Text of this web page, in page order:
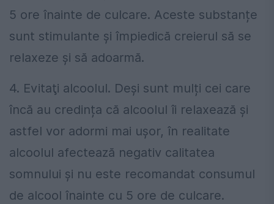
5 ore înainte de culcare. Aceste substanțe
sunt stimulante și împiedică creierul să se
relaxeze și să adoarmă.
4. Evitaţi alcoolul. Deși sunt mulți cei care
încă au credința că alcoolul îi relaxează și
astfel vor adormi mai ușor, în realitate
alcoolul afectează negativ calitatea
somnului și nu este recomandat consumul
de alcool înainte cu 5 ore de culcare.